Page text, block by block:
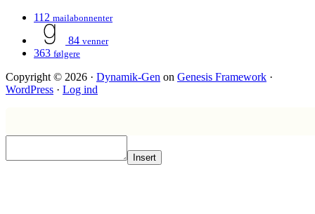
112 mailabonnenter
84 venner
363 følgere
Copyright © 2026 · Dynamik-Gen on Genesis Framework ·
WordPress · Log ind
Insert